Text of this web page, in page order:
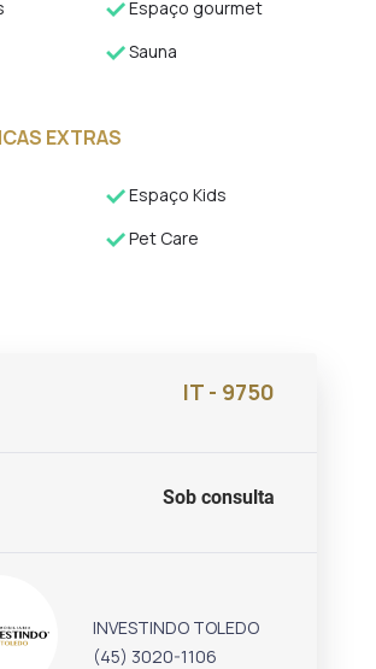
Espaço gourmet
Sauna
EXTRAS
Espaço Kids
Pet Care
IT - 9750
Sob consulta
INVESTINDO TOLEDO
(45) 3020-1106